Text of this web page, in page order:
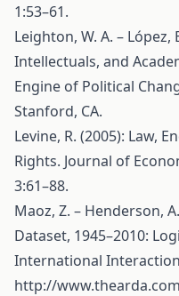
1:53–61.
Leighton, W. A. – López,
Intellectuals, and
Engine of Political
Stanford, CA.
Levine, R. (2005): Law,
Rights. Journal of
3:61–88.
Maoz, Z. – Henderson,
Dataset, 1945–2010:
International
http://